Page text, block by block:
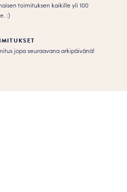
toimituksen kaikille yli 100
:­­)
jopa seuraavana arkipäivänä!